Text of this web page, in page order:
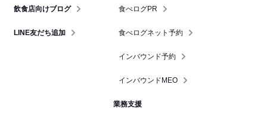
飲食店向けブログ
LINE友だち追加
食べログPR
食べログネット予約
インバウンド予約
インバウンドMEO
業務支援